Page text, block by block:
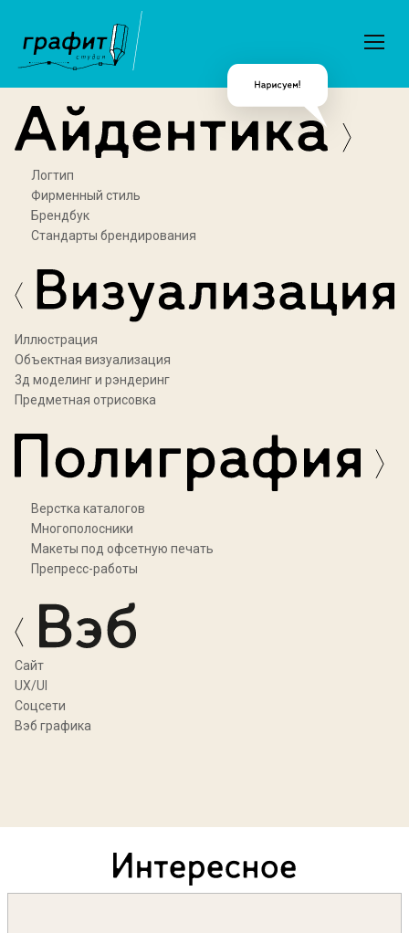
Логтип
Фирменный стиль
Брендбук
Стандарты брендирования
Иллюстрация
Объектная визуализация
3д моделинг и рэндеринг
Предметная отрисовка
Верстка каталогов
Многополосники
Макеты под офсетную печать
Препресс-работы
Cайт
UX/UI
Соцсети
Вэб графика